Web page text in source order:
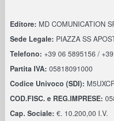
Editore: MD COMUNICATION
Sede Legale: PIAZZA SS
Telefono: +39 06 5895156 /
Partita IVA: 05818091000
Codice Univoco (SDI):
COD.FISC. e REG.IMPRESE:
Cap. Sociale: €. 10.200,00 I.V.